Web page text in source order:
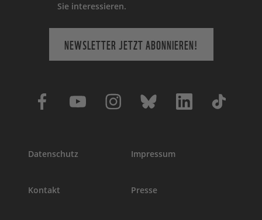
Sie interessieren.
NEWSLETTER JETZT ABONNIEREN!
Datenschutz Impressum
Kontakt Presse